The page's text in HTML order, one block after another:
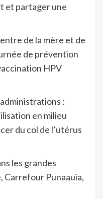
et partager une
de la mère et de
de prévention
HPV
:
en milieu
du col de l’utérus
les grandes
Carrefour Punaauia,